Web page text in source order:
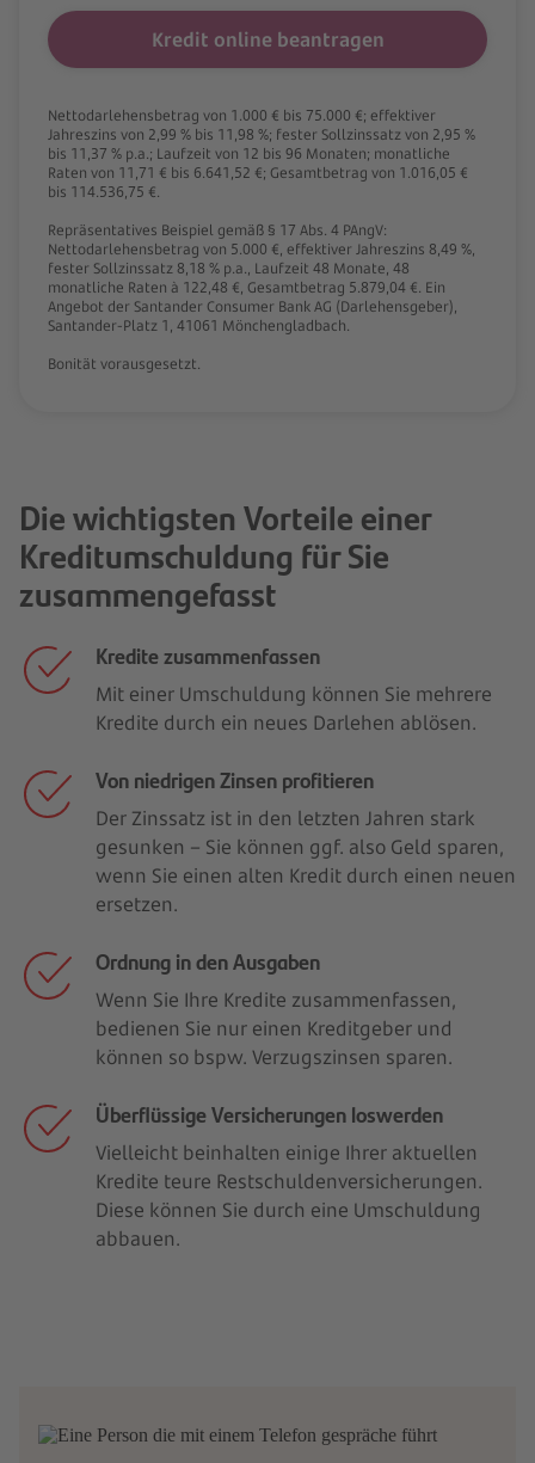
Nettodarlehensbetrag von 1.000 € bis 75.000 €; effektiver
Jahreszins von 2,99 % bis 11,98 %; fester Sollzinssatz von 2,95 %
bis 11,37 % p.a.; Laufzeit von 12 bis 96 Monaten; monatliche
Raten von 11,71 € bis 6.641,52 €; Gesamtbetrag von 1.016,05 €
bis 114.536,75 €.
Repräsentatives Beispiel gemäß § 17 Abs. 4 PAngV:
Nettodarlehensbetrag von 5.000 €, effektiver Jahreszins 8,49 %,
fester Sollzinssatz 8,18 % p.a., Laufzeit 48 Monate, 48
monatliche Raten à 122,48 €, Gesamtbetrag 5.879,04 €. Ein
Angebot der Santander Consumer Bank AG (Darlehensgeber),
Santander-Platz 1, 41061 Mönchengladbach.
Bonität vorausgesetzt.
Kredit online beantragen
Die wichtigsten Vorteile einer
Kreditumschuldung für Sie
zusammengefasst
Kredite zusammenfassen
Mit einer Umschuldung können Sie mehrere
Kredite durch ein neues Darlehen ablösen.
Von niedrigen Zinsen profitieren
Der Zinssatz ist in den letzten Jahren stark
gesunken – Sie können ggf. also Geld sparen,
wenn Sie einen alten Kredit durch einen neuen
ersetzen.
Ordnung in den Ausgaben
Wenn Sie Ihre Kredite zusammenfassen,
bedienen Sie nur einen Kreditgeber und
können so bspw. Verzugszinsen sparen.
Überflüssige Versicherungen loswerden
Vielleicht beinhalten einige Ihrer aktuellen
Kredite teure Restschuldenversicherungen.
Diese können Sie durch eine Umschuldung
abbauen.